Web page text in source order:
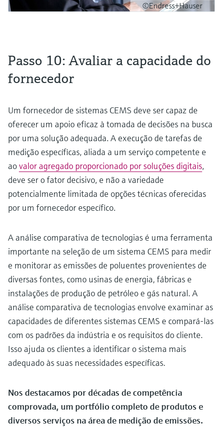
©Endress+Hauser
Passo 10: Avaliar a capacidade do
fornecedor
Um fornecedor de sistemas CEMS deve ser capaz de
oferecer um apoio eficaz à tomada de decisões na busca
por uma solução adequada. A execução de tarefas de
medição específicas, aliada a um serviço competente e
aovalor agregado proporcionado por soluções digitais,
deve ser o fator decisivo, e não a variedade
potencialmente limitada de opções técnicas oferecidas
por um fornecedor específico.
A análise comparativa de tecnologias é uma ferramenta
importante na seleção de um sistema CEMS para medir
e monitorar as emissões de poluentes provenientes de
diversas fontes, como usinas de energia, fábricas e
instalações de produção de petróleo e gás natural. A
análise comparativa de tecnologias envolve examinar as
capacidades de diferentes sistemas CEMS e compará-las
com os padrões da indústria e os requisitos do cliente.
Isso ajuda os clientes a identificar o sistema mais
adequado às suas necessidades específicas.
Nos destacamos por décadas de competência
comprovada, um portfólio completo de produtos e
diversos serviços na área de medição de emissões.